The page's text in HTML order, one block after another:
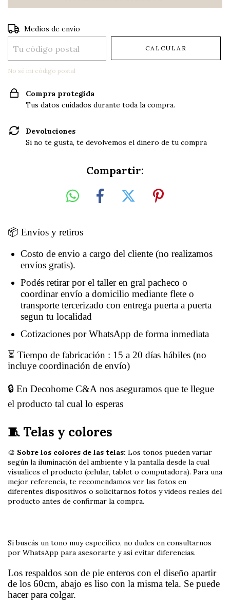
Entregas para el CP:
Medios de envío
CALCULAR
No sé mi código postal
Compra protegida
Tus datos cuidados durante toda la compra.
Devoluciones
Si no te gusta, te devolvemos el dinero de tu compra
Compartir:
📦 Envíos y retiros
Costo de envio a cargo del cliente (no realizamos
envíos gratis).
Podés retirar por el taller en gral pacheco o
coordinar envío a domicilio mediante flete o
transporte tercerizado con entrega puerta a puerta
segun tu localidad
Cotizaciones por WhatsApp de forma inmediata
⏳ Tiempo de fabricación : 15 a 20 días hábiles (no
incluye coordinación de envío)
🔒 En Decohome C&A nos aseguramos que te llegue
el producto tal cual lo esperas
🧵 Telas y colores
🎨 Sobre los colores de las telas: Los tonos pueden variar
según la iluminación del ambiente y la pantalla desde la cual
visualices el producto (celular, tablet o computadora). Para una
mejor referencia, te recomendamos ver las fotos en
diferentes dispositivos o solicitarnos fotos y videos reales del
producto antes de confirmar la compra.
Si buscás un tono muy específico, no dudes en consultarnos
por WhatsApp para asesorarte y así evitar diferencias.
Los respaldos son de pie enteros con el diseño apartir
de los 60cm, abajo es liso con la misma tela. Se puede
hacer para colgar.